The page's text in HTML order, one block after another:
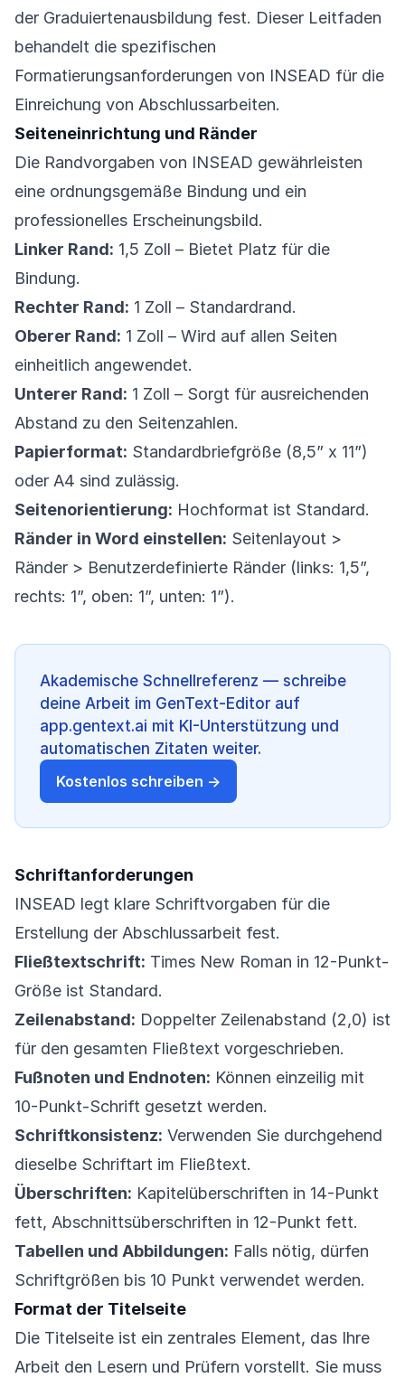
der Graduiertenausbildung fest. Dieser Leitfaden
behandelt die spezifischen
Formatierungsanforderungen von INSEAD für die
Einreichung von Abschlussarbeiten.
Seiteneinrichtung und Ränder
Die Randvorgaben von INSEAD gewährleisten
eine ordnungsgemäße Bindung und ein
professionelles Erscheinungsbild.
Linker Rand: 1,5 Zoll – Bietet Platz für die
Bindung.
Rechter Rand: 1 Zoll – Standardrand.
Oberer Rand: 1 Zoll – Wird auf allen Seiten
einheitlich angewendet.
Unterer Rand: 1 Zoll – Sorgt für ausreichenden
Abstand zu den Seitenzahlen.
Papierformat: Standardbriefgröße (8,5” x 11”)
oder A4 sind zulässig.
Seitenorientierung: Hochformat ist Standard.
Ränder in Word einstellen: Seitenlayout >
Ränder > Benutzerdefinierte Ränder (links: 1,5”,
rechts: 1”, oben: 1”, unten: 1”).
Akademische Schnellreferenz — schreibe
deine Arbeit im GenText-Editor auf
app.gentext.ai mit KI-Unterstützung und
automatischen Zitaten weiter.
Kostenlos schreiben →
Schriftanforderungen
INSEAD legt klare Schriftvorgaben für die
Erstellung der Abschlussarbeit fest.
Fließtextschrift: Times New Roman in 12-Punkt-
Größe ist Standard.
Zeilenabstand: Doppelter Zeilenabstand (2,0) ist
für den gesamten Fließtext vorgeschrieben.
Fußnoten und Endnoten: Können einzeilig mit
10-Punkt-Schrift gesetzt werden.
Schriftkonsistenz: Verwenden Sie durchgehend
dieselbe Schriftart im Fließtext.
Überschriften: Kapitelüberschriften in 14-Punkt
fett, Abschnittsüberschriften in 12-Punkt fett.
Tabellen und Abbildungen: Falls nötig, dürfen
Schriftgrößen bis 10 Punkt verwendet werden.
Format der Titelseite
Die Titelseite ist ein zentrales Element, das Ihre
Arbeit den Lesern und Prüfern vorstellt. Sie muss